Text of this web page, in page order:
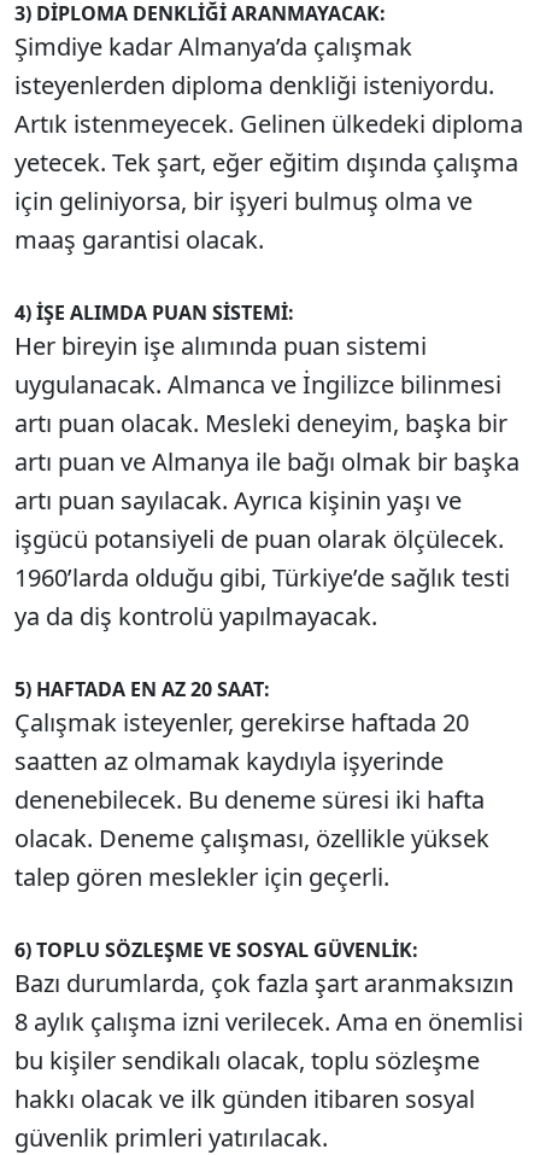
3) DİPLOMA DENKLİĞİ ARANMAYACAK:
Şimdiye kadar Almanya’da çalışmak
isteyenlerden diploma denkliği isteniyordu.
Artık istenmeyecek. Gelinen ülkedeki diploma
yetecek. Tek şart, eğer eğitim dışında çalışma
için geliniyorsa, bir işyeri bulmuş olma ve
maaş garantisi olacak.
4) İŞE ALIMDA PUAN SİSTEMİ:
Her bireyin işe alımında puan sistemi
uygulanacak. Almanca ve İngilizce bilinmesi
artı puan olacak. Mesleki deneyim, başka bir
artı puan ve Almanya ile bağı olmak bir başka
artı puan sayılacak. Ayrıca kişinin yaşı ve
işgücü potansiyeli de puan olarak ölçülecek.
1960’larda olduğu gibi, Türkiye’de sağlık testi
ya da diş kontrolü yapılmayacak.
5) HAFTADA EN AZ 20 SAAT:
Çalışmak isteyenler, gerekirse haftada 20
saatten az olmamak kaydıyla işyerinde
denenebilecek. Bu deneme süresi iki hafta
olacak. Deneme çalışması, özellikle yüksek
talep gören meslekler için geçerli.
6) TOPLU SÖZLEŞME VE SOSYAL GÜVENLİK:
Bazı durumlarda, çok fazla şart aranmaksızın
8 aylık çalışma izni verilecek. Ama en önemlisi
bu kişiler sendikalı olacak, toplu sözleşme
hakkı olacak ve ilk günden itibaren sosyal
güvenlik primleri yatırılacak.